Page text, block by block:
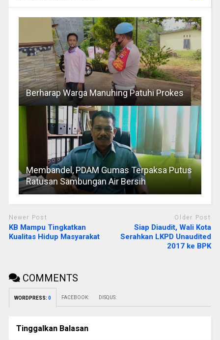
Berharap Warga Manuhing Patuhi Prokes
Membandel, PDAM Gumas Terpaksa Putus
Ratusan Sambungan Air Bersih
Newer Post
KB Mampu Tingkatkan
Kualitas Hidup Masyarakat
Older Post
Siap Diaudit, Wali Kota
Serahkan LKPD Unaudited
2017 ke BPK
COMMENTS
WORDPRESS: 0 FACEBOOK: DISQUS:
Tinggalkan Balasan